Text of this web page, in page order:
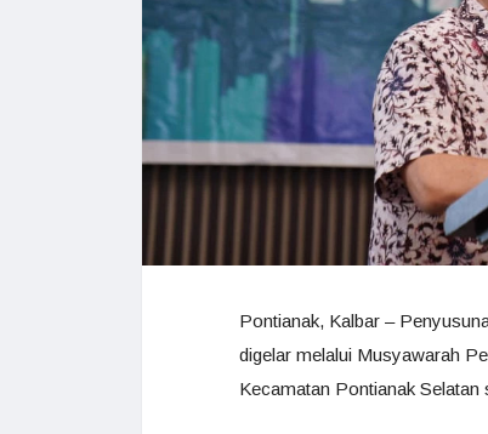
Pontianak, Kalbar –
digelar melalui Musyawarah
Kecamatan Pontianak